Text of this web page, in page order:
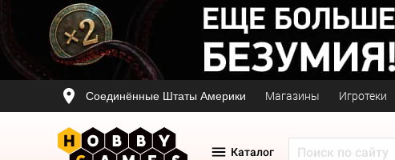
Соединённые Штаты Америки Магазины Игротеки
Каталог